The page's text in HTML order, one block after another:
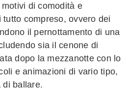
di comodità e
compreso, ovvero dei
il pernottamento di una
sia il cenone di
dopo la mezzanotte con lo
e animazioni di vario tipo,
di ballare.